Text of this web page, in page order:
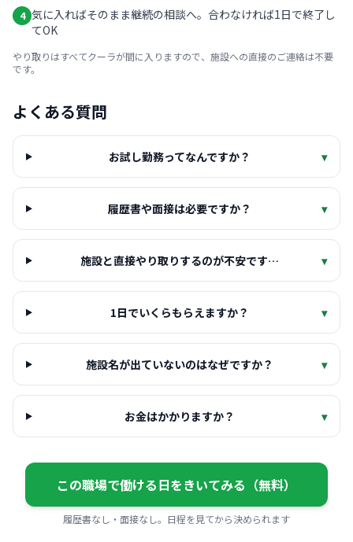
4 気に入ればそのまま継続の相談へ。合わなければ1日で終了し
てOK
やり取りはすべてクーラが間に入りますので、施設への直接のご連絡は不要
です。
よくある質問
お試し勤務ってなんですか？ ▾
履歴書や面接は必要ですか？ ▾
施設と直接やり取りするのが不安です… ▾
1日でいくらもらえますか？ ▾
施設名が出ていないのはなぜですか？ ▾
お金はかかりますか？ ▾
この職場で働ける日をきいてみる（無料）
履歴書なし・面接なし。日程を見てから決められます